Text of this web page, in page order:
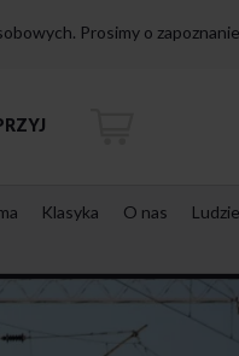
Prosimy o
Klasyka O nas
Ludzie